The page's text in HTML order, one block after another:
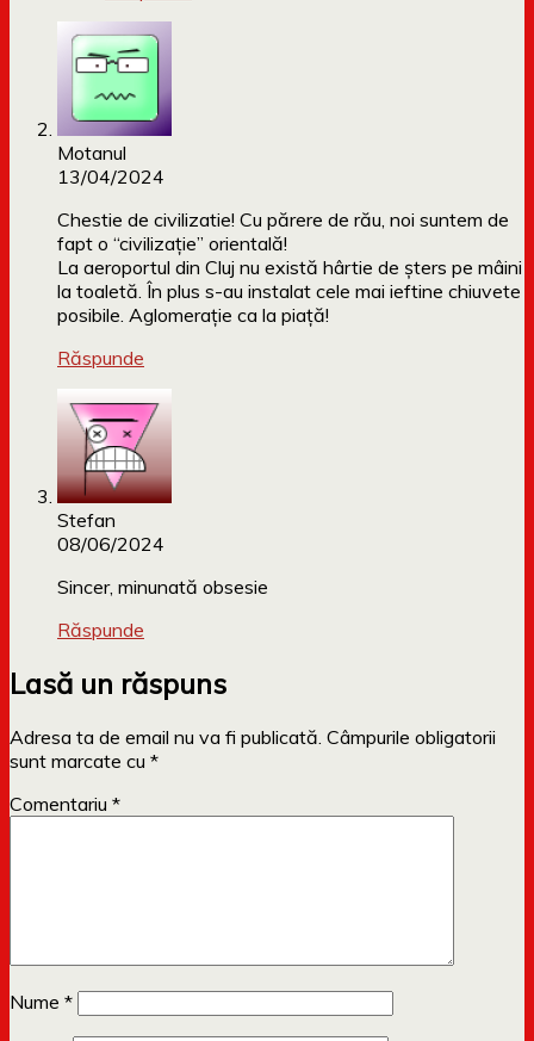
Motanul
13/04/2024
Chestie de civilizatie! Cu părere de rău, noi suntem de
fapt o “civilizație” orientală!
La aeroportul din Cluj nu există hârtie de șters pe mâini
la toaletă. În plus s-au instalat cele mai ieftine chiuvete
posibile. Aglomerație ca la piață!
Răspunde
Stefan
08/06/2024
Sincer, minunată obsesie
Răspunde
Lasă un răspuns
Adresa ta de email nu va fi publicată. Câmpurile obligatorii
sunt marcate cu *
Comentariu *
Nume *